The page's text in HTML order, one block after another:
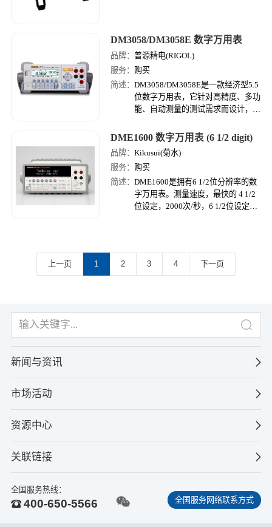
DM3058/DM3058E 数字万用表
品牌：普源精电(RIGOL)
服务： 购买
简述：DM3058/DM3058E是一款经济型5.5
位数字万用表，它针对高精度、多功
能、自动测量的测试需求而设计，集
器测量等功能于一身，提供USB、
GPIB（仅DM3058）、LAN（仅
DM3058）、RS232接口。
DME1600 数字万用表 (6 1/2 digit)
品牌：Kikusui(菊水)
服务： 购买
简述：DME1600是拥有6 1/2位分辨率的数
字万用表。测量速度，最快的 4 1/2
位设定，2000次/秒，6 1/2位设定50
种各样便捷的测量。接口有USB与
GPIB标准装载（只有
上一页 1 2 3 4 下一页
新闻与资讯
市场活动
资源中心
关联链接
全国服务热线：
400-650-5566 全国服务网络联系方式